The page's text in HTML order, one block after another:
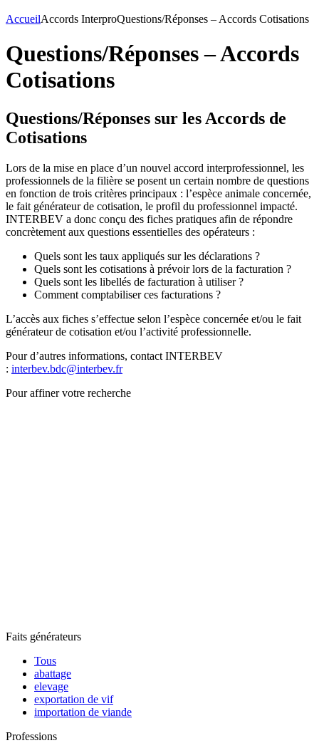
AccueilAccords InterproQuestions/Réponses – Accords Cotisations
Questions/Réponses – Accords
Cotisations
Questions/Réponses sur les Accords de
Cotisations
Lors de la mise en place d’un nouvel accord interprofessionnel, les
professionnels de la filière se posent un certain nombre de questions
en fonction de trois critères principaux : l’espèce animale concernée,
le fait générateur de cotisation, le profil du professionnel impacté.
INTERBEV a donc conçu des fiches pratiques afin de répondre
concrètement aux questions essentielles des opérateurs :
Quels sont les taux appliqués sur les déclarations ?
Quels sont les cotisations à prévoir lors de la facturation ?
Quels sont les libellés de facturation à utiliser ?
Comment comptabiliser ces facturations ?
L’accès aux fiches s’effectue selon l’espèce concernée et/ou le fait
générateur de cotisation et/ou l’activité professionnelle.
Pour d’autres informations, contact INTERBEV
: interbev.bdc@interbev.fr
Pour affiner votre recherche
Faits générateurs
Tous
abattage
elevage
exportation de vif
importation de viande
Professions